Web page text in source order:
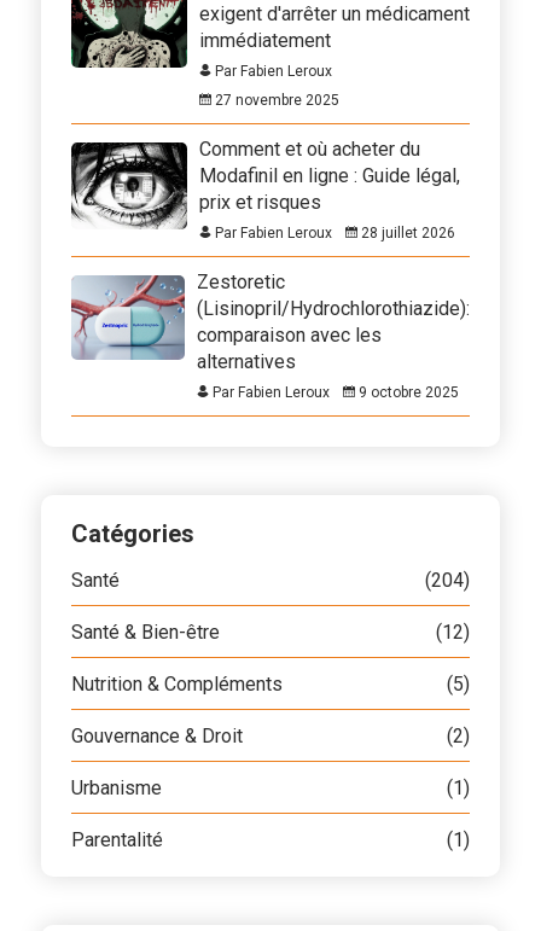
exigent d'arrêter un médicament
immédiatement
Par Fabien Leroux
27 novembre 2025
Comment et où acheter du
Modafinil en ligne : Guide légal,
prix et risques
Par Fabien Leroux 28 juillet 2026
Zestoretic
(Lisinopril/Hydrochlorothiazide):
comparaison avec les
alternatives
Par Fabien Leroux 9 octobre 2025
Catégories
Santé (204)
Santé & Bien-être (12)
Nutrition & Compléments (5)
Gouvernance & Droit (2)
Urbanisme (1)
Parentalité (1)